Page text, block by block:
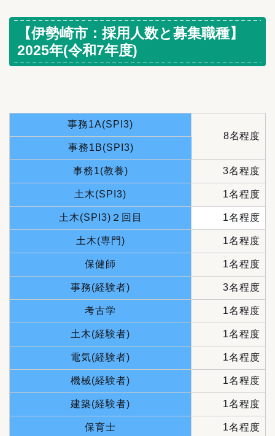
【伊勢崎市：採用人数と募集職種】
2025年(令和7年度)
事務1A(SPI3)
8名程度
事務1B(SPI3)
事務1(教養) 3名程度
土木(SPI3) 1名程度
土木(SPI3)２回目 1名程度
土木(専門) 1名程度
保健師 1名程度
事務(経験者) 3名程度
考古学 1名程度
土木(経験者) 1名程度
電気(経験者) 1名程度
機械(経験者) 1名程度
建築(経験者) 1名程度
保育士 1名程度